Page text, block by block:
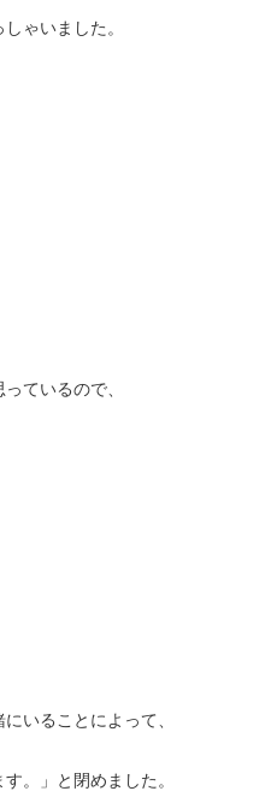
ゃいました。
ているので、
いることによって、
。」と閉めました。